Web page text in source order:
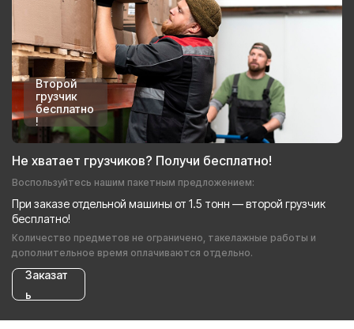
Второй
грузчик
бесплатно
!
Не хватает грузчиков? Получи бесплатно!
Воспользуйтесь нашим пакетным предложением:
При заказе отдельной машины от 1.5 тонн — второй грузчик
бесплатно!
Количество предметов не ограничено, такелажные работы и
дополнительное время оплачиваются отдельно.
Заказат
ь